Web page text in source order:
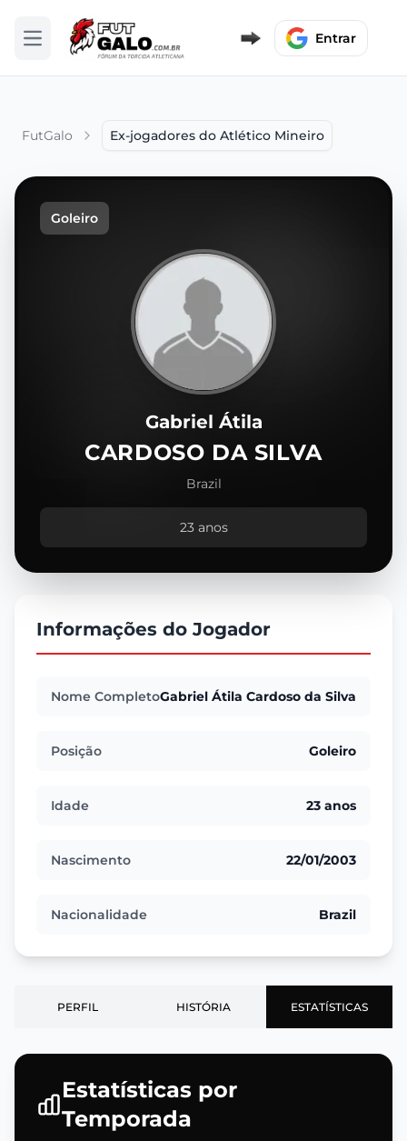
Abrir menu Entrar
FutGalo Ex-jogadores do Atlético Mineiro
Goleiro
Gabriel Átila
CARDOSO DA SILVA
Brazil
23 anos
Informações do Jogador
Nome CompletoGabriel Átila Cardoso da Silva
Posição Goleiro
Idade 23 anos
Nascimento 22/01/2003
Nacionalidade Brazil
PERFIL HISTÓRIA ESTATÍSTICAS
Estatísticas por
Temporada